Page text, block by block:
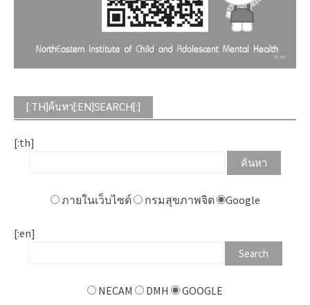
[:TH]ค้นหา[:EN]SEARCH[:]
[:th]
ภายในเว็บไซต์ กรมสุขภาพจิต Google
[:en]
NECAM DMH GOOGLE